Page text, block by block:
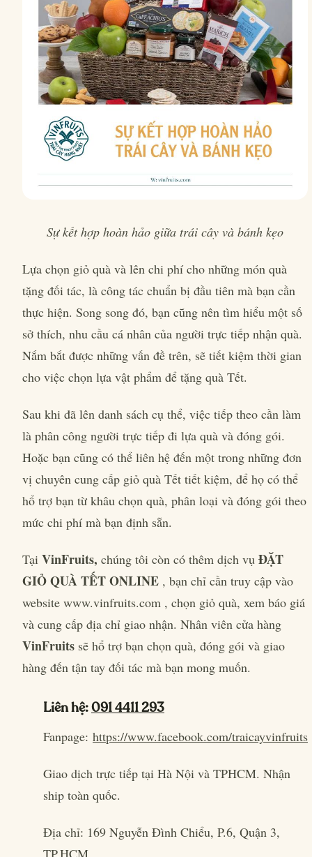
Sự kết hợp hoàn hảo giữa trái cây và bánh kẹo
Lựa chọn giỏ quà và lên chi phí cho những món quà
tặng đối tác, là công tác chuẩn bị đầu tiên mà bạn cần
thực hiện. Song song đó, bạn cũng nên tìm hiểu một số
sở thích, nhu cầu cá nhân của người trực tiếp nhận quà.
Nắm bắt được những vấn đề trên, sẽ tiết kiệm thời gian
cho việc chọn lựa vật phẩm để tặng quà Tết.
Sau khi đã lên danh sách cụ thể, việc tiếp theo cần làm
là phân công người trực tiếp đi lựa quà và đóng gói.
Hoặc bạn cũng có thể liên hệ đến một trong những đơn
vị chuyên cung cấp giỏ quà Tết tiết kiệm, để họ có thể
hổ trợ bạn từ khâu chọn quà, phân loại và đóng gói theo
mức chi phí mà bạn định sẵn.
Tại VinFruits, chúng tôi còn có thêm dịch vụ ĐẶT
GIỎ QUÀ TẾT ONLINE , bạn chỉ cần truy cập vào
website www.vinfruits.com , chọn giỏ quà, xem báo giá
và cung cấp địa chỉ giao nhận. Nhân viên cửa hàng
VinFruits sẽ hổ trợ bạn chọn quà, đóng gói và giao
hàng đến tận tay đối tác mà bạn mong muốn.
Liên hệ:091 4411 293
Fanpage: https://www.facebook.com/traicayvinfruits
Giao dịch trực tiếp tại Hà Nội và TPHCM. Nhận
ship toàn quốc.
Địa chỉ: 169 Nguyễn Đình Chiểu, P.6, Quận 3,
TP.HCM